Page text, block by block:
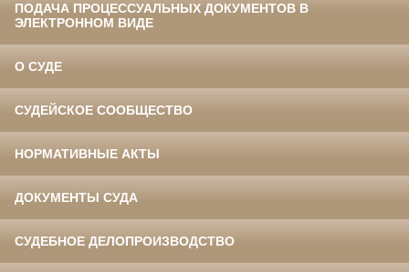
ПОДАЧА ПРОЦЕССУАЛЬНЫХ ДОКУМЕНТОВ В
ЭЛЕКТРОННОМ ВИДЕ
О СУДЕ
СУДЕЙСКОЕ СООБЩЕСТВО
НОРМАТИВНЫЕ АКТЫ
ДОКУМЕНТЫ СУДА
СУДЕБНОЕ ДЕЛОПРОИЗВОДСТВО